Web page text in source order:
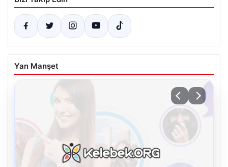
Yan Manşet